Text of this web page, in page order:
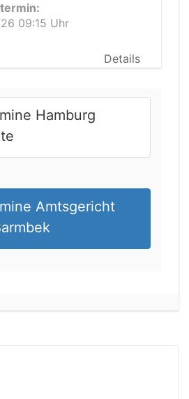
09:15 Uhr
Details
Hamburg
Amtsgericht